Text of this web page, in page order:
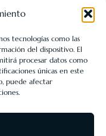
tecnologías como las
del dispositivo. El
procesar datos como
únicas en este
puede afectar
ha sido beneficiaria
mejora de la
cual ha puesto en
de reforzar la
pymes durante el año
del Programa Pyme